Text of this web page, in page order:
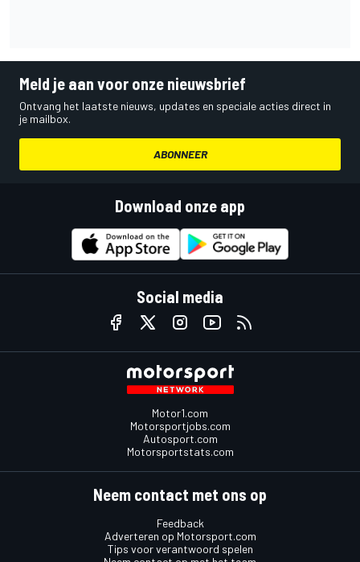
Meld je aan voor onze nieuwsbrief
Ontvang het laatste nieuws, updates en speciale acties direct in
je mailbox.
ABONNEER
Download onze app
Social media
Motor1.com
Motorsportjobs.com
Autosport.com
Motorsportstats.com
Neem contact met ons op
Feedback
Adverteren op Motorsport.com
Tips voor verantwoord spelen